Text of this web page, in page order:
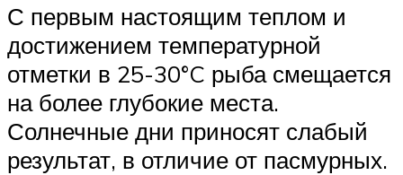
С первым настоящим теплом и
достижением температурной
отметки в 25-30°C рыба смещается
на более глубокие места.
Солнечные дни приносят слабый
результат, в отличие от пасмурных.